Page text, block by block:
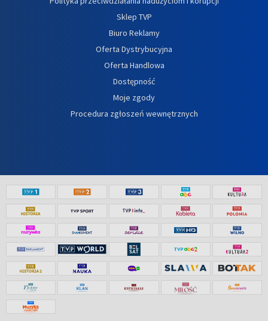
Sklep TVP
Biuro Reklamy
Oferta Dystrybucyjna
Oferta Handlowa
Dostępność
Moje zgody
Procedura zgłoszeń wewnętrznych